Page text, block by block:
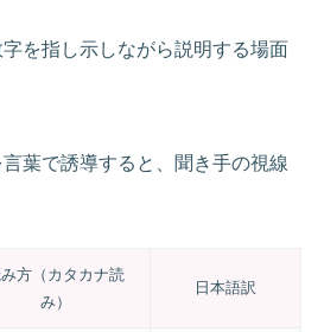
を指し示しながら説明する場面
葉で誘導すると、聞き手の視線
方（カタカナ読
み）
日本語訳